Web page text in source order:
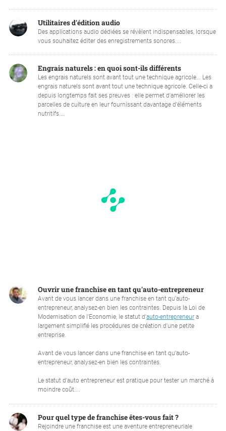
Utilitaires d'édition audio
Des applications audio dédiées se révèlent indispensables, lorsque
vous souhaitez éditer des enregistrements sonores....
Engrais naturels : en quoi sont-ils différents
Les engrais naturels sont avant tout une technique agricole... Les
engrais naturels sont avant tout une technique agricole. Celle-ci a
depuis longtemps fait ses preuves : elle permet d'améliorer les
parcelles de culture en leur fournissant davantage d'éléments
nutritifs....
Ouvrir une franchise en tant qu'auto-entrepreneur
Avant de vous lancer dans une franchise en tant qu’auto-
entrepreneur, analysez-en bien les contraintes. Depuis la Loi de
Modernisation de l'Economie, le statut d'auto-entrepreneura
largement simplifié les procédures de création d'une petite
entreprise.
Avant de vous lancer dans une franchise en tant qu'auto-
entrepreneur, analysez-en bien les contraintes.
Le statut d'auto entrepreneur est pratique pour tester un marché à
moindre coût....
Pour quel type de franchise êtes-vous fait ?
Rejoindre une franchise est une aventure entrepreneuriale